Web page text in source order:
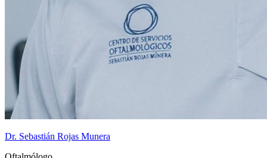
Dr. Sebastián Rojas Munera